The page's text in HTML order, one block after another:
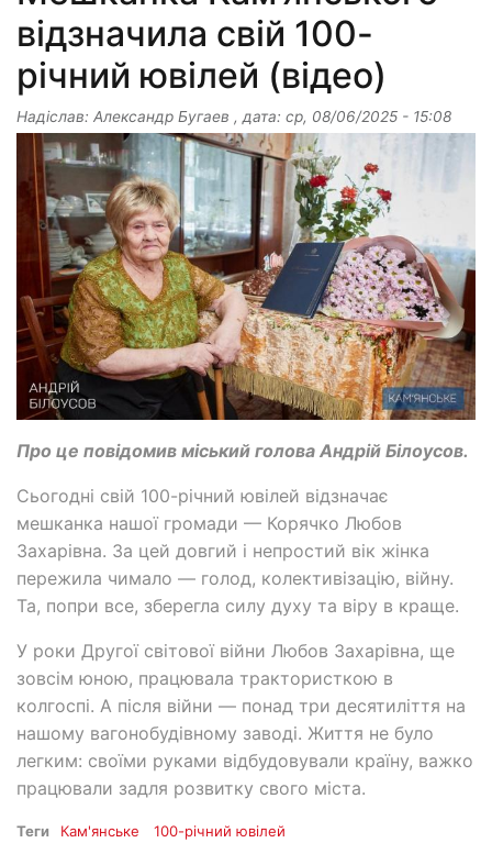
відзначила свій 100-
річний ювілей (відео)
Надіслав: Александр Бугаев , дата: ср, 08/06/2025 - 15:08
Про це повідомив міський голова Андрій Білоусов.
Сьогодні свій 100-річний ювілей відзначає
мешканка нашої громади — Корячко Любов
Захарівна. За цей довгий і непростий вік жінка
пережила чимало — голод, колективізацію, війну.
Та, попри все, зберегла силу духу та віру в краще.
У роки Другої світової війни Любов Захарівна, ще
зовсім юною, працювала трактористкою в
колгоспі. А після війни — понад три десятиліття на
нашому вагонобудівному заводі. Життя не було
легким: своїми руками відбудовували країну, важко
працювали задля розвитку свого міста.
Теги Кам'янське 100-річний ювілей